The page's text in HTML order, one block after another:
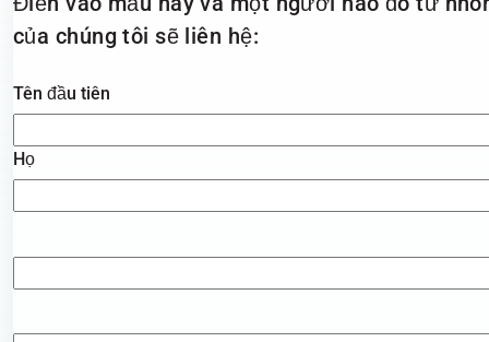
của chúng tôi sẽ liên hệ:
Tên *
Tên đầu tiên
Họ